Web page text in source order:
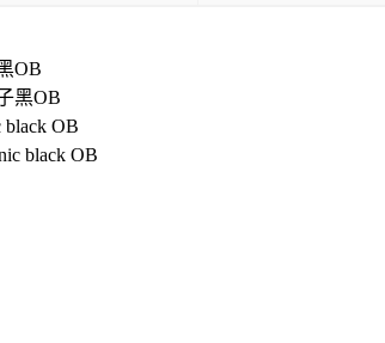
OB
黑OB
OB
black OB